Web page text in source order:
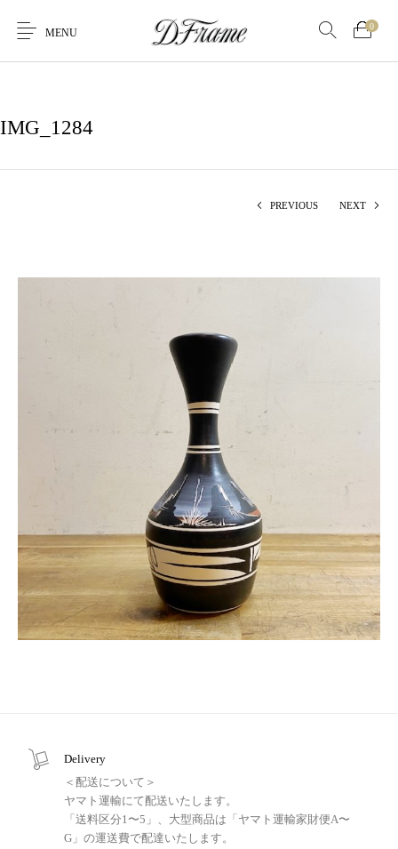
MENU
0
IMG_1284
PREVIOUS NEXT
Delivery
＜配送について＞
ヤマト運輸にて配送いたします。
「送料区分1〜5」、大型商品は「ヤマト運輸家財便A〜
G」の運送費で配達いたします。